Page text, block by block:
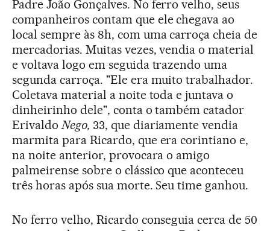
Padre João Gonçalves. No ferro velho, seus
companheiros contam que ele chegava ao
local sempre às 8h, com uma carroça cheia de
mercadorias. Muitas vezes, vendia o material
e voltava logo em seguida trazendo uma
segunda carroça. "Ele era muito trabalhador.
Coletava material a noite toda e juntava o
dinheirinho dele", conta o também catador
Erivaldo Nego, 33, que diariamente vendia
marmita para Ricardo, que era corintiano e,
na noite anterior, provocara o amigo
palmeirense sobre o clássico que aconteceu
três horas após sua morte. Seu time ganhou.
No ferro velho, Ricardo conseguia cerca de 50